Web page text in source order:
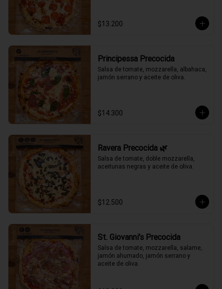
$13.200
Principessa Precocida
Salsa de tomate, mozzarella, albahaca,
jamón serrano y aceite de oliva.
$14.300
Ravera Precocida 🌿
Salsa de tomate, doble mozzarella,
aceitunas negras y aceite de oliva.
$12.500
St. Giovanni's Precocida
Salsa de tomate, mozzarella, salame,
jamón ahumado, jamón serrano y
aceite de oliva.